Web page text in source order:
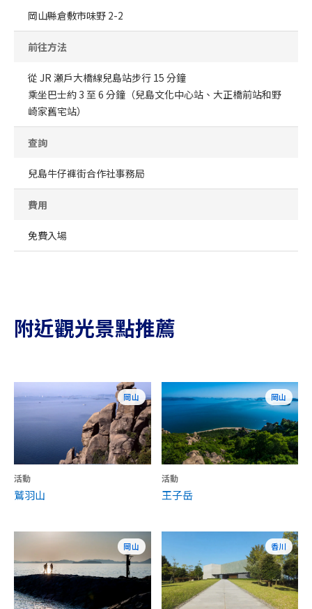
岡山縣倉敷市味野 2-2
前往方法
從 JR 瀬戶大橋線兒島站步行 15 分鐘
乘坐巴士約 3 至 6 分鐘（兒島文化中心站、大正橋前站和野
崎家舊宅站）
查詢
兒島牛仔褲街合作社事務局
費用
免費入場
附近觀光景點推薦
岡山
活動
鷲羽山
岡山
活動
王子岳
岡山 香川